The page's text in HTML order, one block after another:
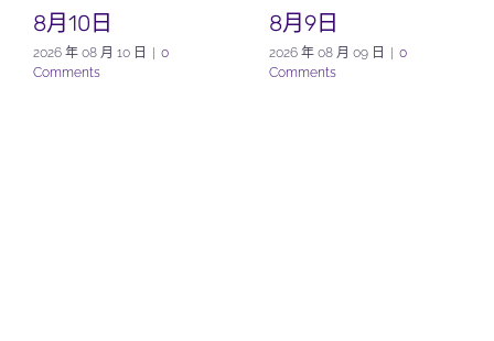
8月10日
2026 年 08 月 10 日 | 0
Comments
8月9日
2026 年 08 月 09 日 | 0
Comments